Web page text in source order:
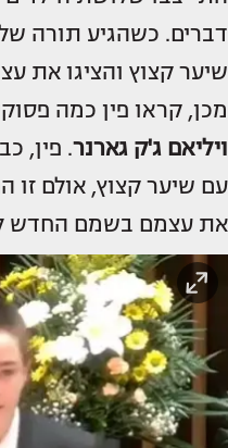
דברים. כשהגיע תורה
שיער קצוץ והציגו את
מכן, קראו פין כמה
ויליאם ג'ק גארנר. פין,
עם שיער קצוץ, אולם זו
את עצמם בשמם החדש